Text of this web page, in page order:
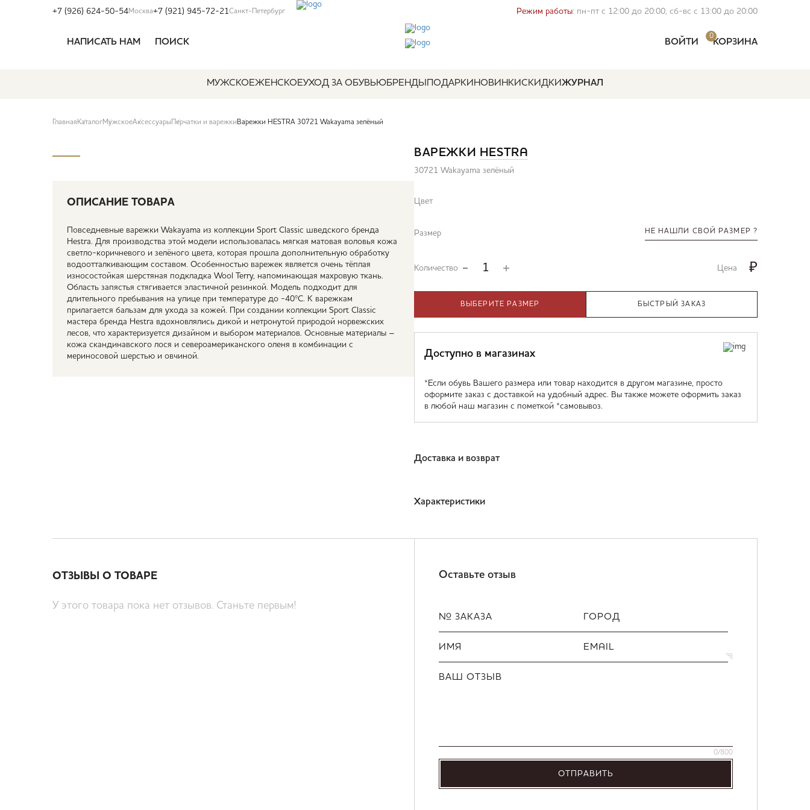
+7 (926) 624-50-54Москва+7 (921) 945-72-21Санкт-Петербург Режим работы: пн-пт с 12:00 до 20:00, сб-вс с 13:00 до 20:00
НАПИСАТЬ НАМ ПОИСК ВОЙТИ
0
КОРЗИНА
МУЖСКОЕЖЕНСКОЕУХОД ЗА ОБУВЬЮБРЕНДЫ ПОДАРКИ НОВИНКИСКИДКИЖУРНАЛ
Главная КаталогМужскоеАксессуары Перчатки и варежкиВарежки HESTRA 30721 Wakayama зелёный
ОПИСАНИЕ ТОВАРА
Повседневные варежки Wakayama из коллекции Sport Classic шведского бренда
Hestra. Для производства этой модели использовалась мягкая матовая воловья кожа
светло-коричневого и зелёного цвета, которая прошла дополнительную обработку
водоотталкивающим составом. Особенностью варежек является очень тёплая
износостойкая шерстяная подкладка Wool Terry, напоминающая махровую ткань.
Область запястья стягивается эластичной резинкой. Модель подходит для
длительного пребывания на улице при температуре до -40ºС. К варежкам
прилагается бальзам для ухода за кожей. При создании коллекции Sport Classic
мастера бренда Hestra вдохновлялись дикой и нетронутой природой норвежских
лесов, что характеризуется дизайном и выбором материалов. Основные материалы –
кожа скандинавского лося и североамериканского оленя в комбинации с
мериносовой шерстью и овчиной.
ВАРЕЖКИ HESTRA
30721 Wakayama зелёный
Цвет
Размер НЕ НАШЛИ СВОЙ РАЗМЕР ?
Количество Цена ₽
ВЫБЕРИТЕ РАЗМЕР БЫСТРЫЙ ЗАКАЗ
Доступно в магазинах
*Если обувь Вашего размера или товар находится в другом магазине, просто
оформите заказ с доставкой на удобный адрес. Вы также можете оформить заказ
в любой наш магазин с пометкой *самовывоз.
Доставка и возврат
Характеристики
ОТЗЫВЫ О ТОВАРЕ
У этого товара пока нет отзывов. Станьте первым!
Оставьте отзыв
№ ЗАКАЗА ГОРОД
ИМЯ EMAIL
ВАШ ОТЗЫВ
0/800
ОТПРАВИТЬ